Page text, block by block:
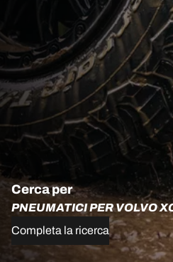
Cerca per
PNEUMATICI PER VOLVO
Completa la ricerca